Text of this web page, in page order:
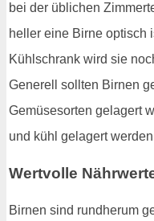
bei der üblichen
heller eine Birne optisch
Kühlschrank wird sie
Generell sollten Birnen
Gemüsesorten gelagert
und kühl gelagert
Wertvolle
Birnen sind rundherum